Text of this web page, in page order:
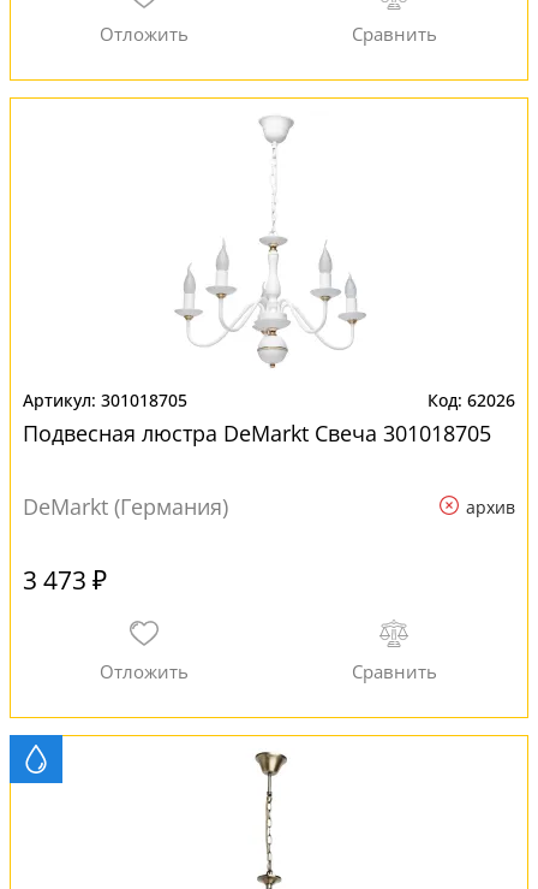
301018705 62026
Подвесная люстра DeMarkt Свеча 301018705
DeMarkt (Германия) архив
3 473 ₽